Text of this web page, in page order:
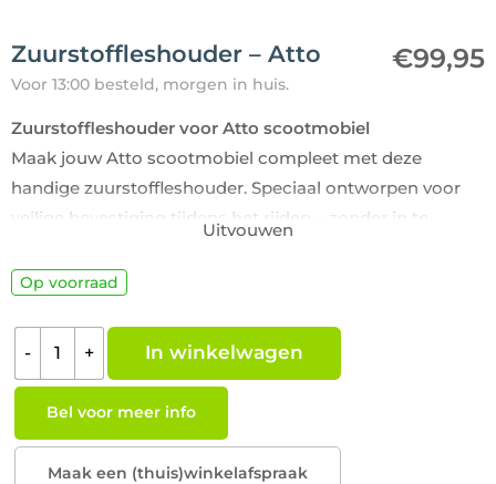
Zuurstoffleshouder – Atto €99,95
Voor 13:00 besteld, morgen in huis.
Zuurstoffleshouder voor Atto scootmobiel
Maak jouw Atto scootmobiel compleet met deze
handige zuurstoffleshouder. Speciaal ontworpen voor
veilige bevestiging tijdens het rijden – zonder in te
Lees meer
Uitvouwen
Op voorraad
- + In winkelwagen
Bel voor meer info
Maak een (thuis)winkelafspraak